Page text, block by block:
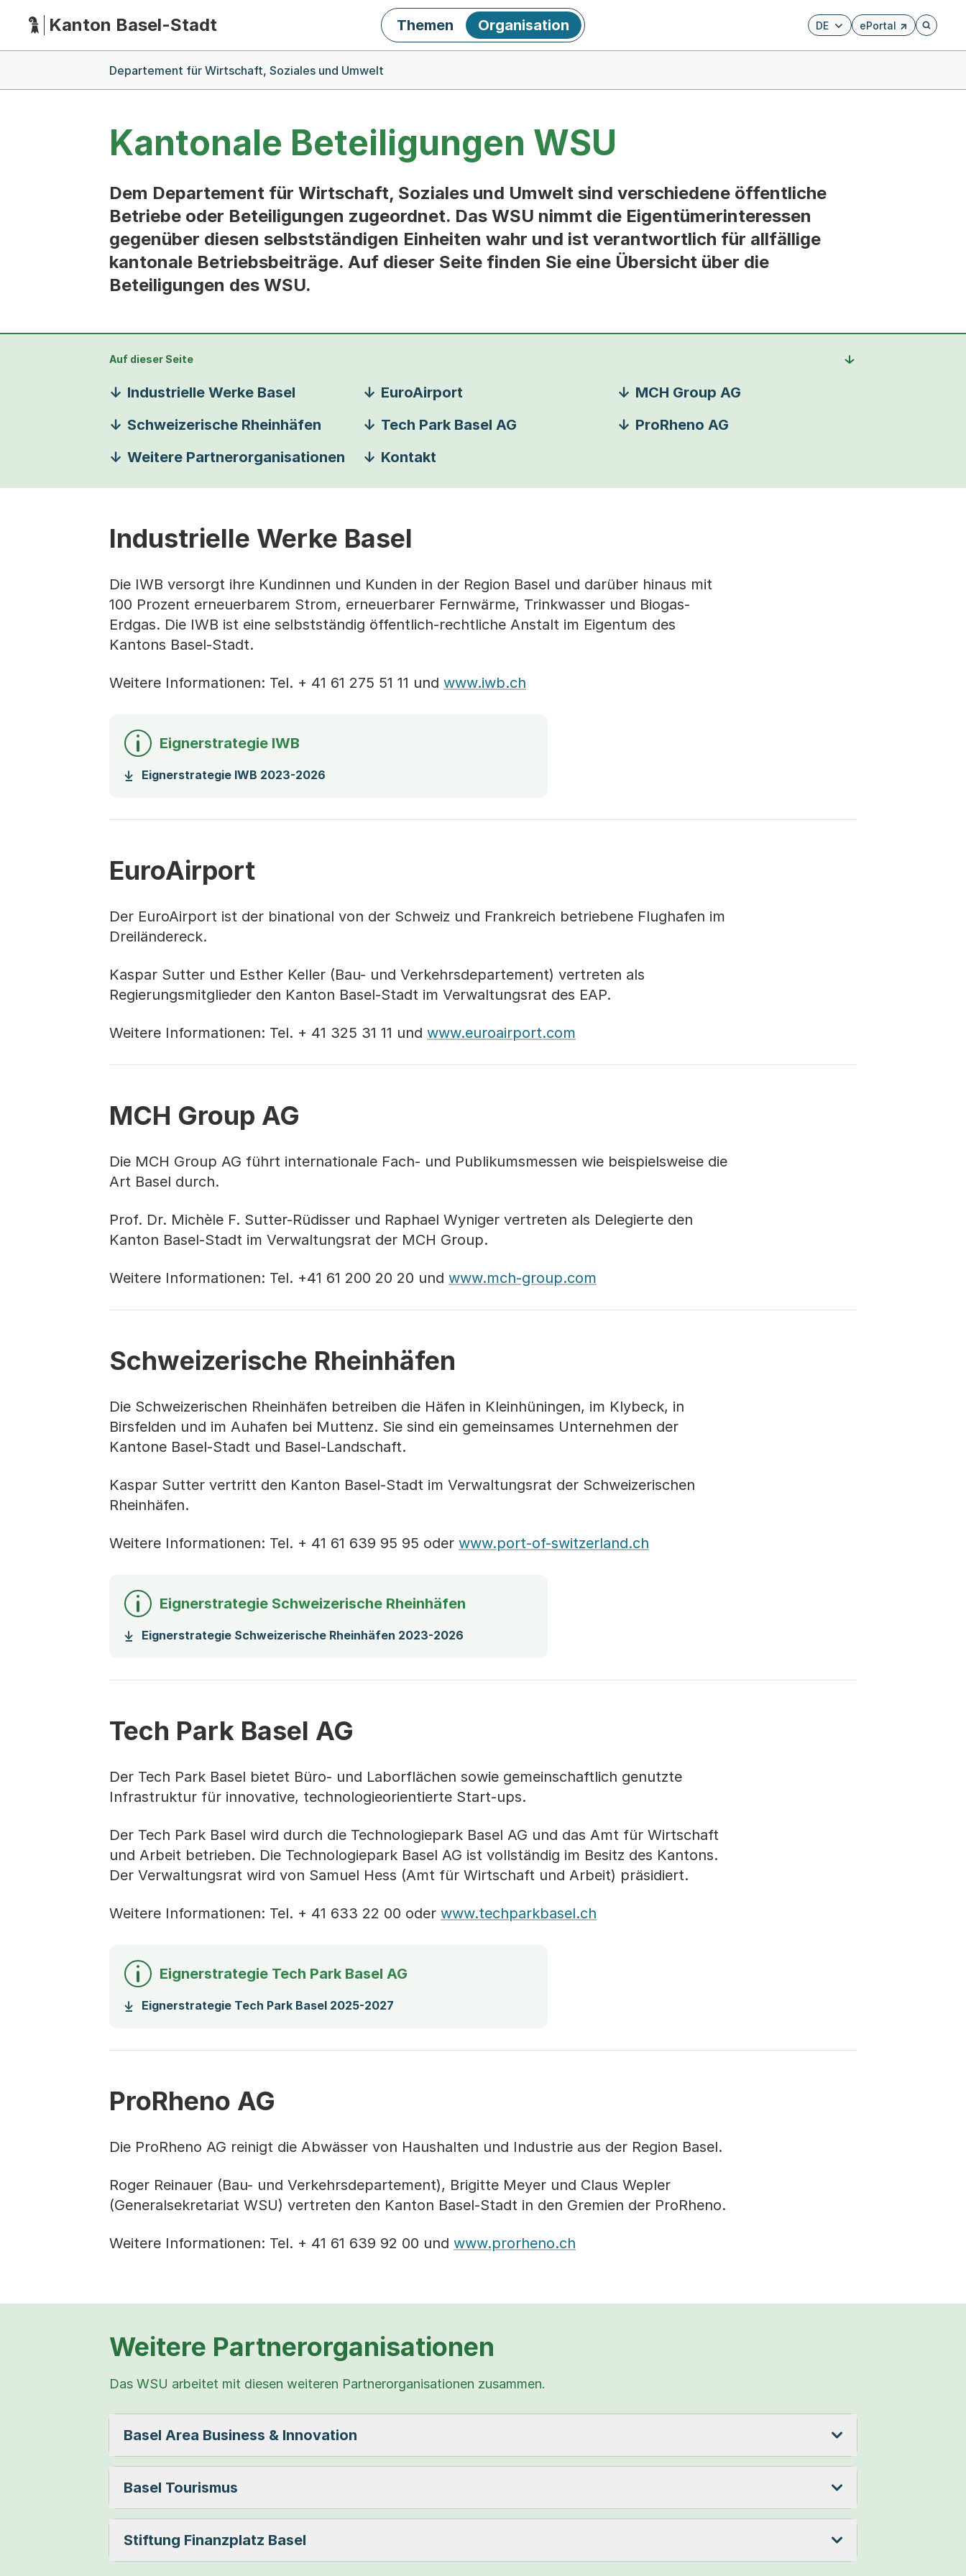
HauptnavigationKanton Basel-Stadt DE ePortal
Externer Link, wird in
Öffnet
Themen Organisation
Departement für Wirtschaft, Soziales und Umwelt
Kantonale Beteiligungen WSU
Dem Departement für Wirtschaft, Soziales und Umwelt sind verschiedene öffentliche
Betriebe oder Beteiligungen zugeordnet. Das WSU nimmt die Eigentümerinteressen
gegenüber diesen selbstständigen Einheiten wahr und ist verantwortlich für allfällige
kantonale Betriebsbeiträge. Auf dieser Seite finden Sie eine Übersicht über die
Beteiligungen des WSU.
Auf dieser Seite
Industrielle Werke Basel EuroAirport
MCH Group AG
Schweizerische Rheinhäfen
Tech Park Basel AG
ProRheno AG
Weitere Partnerorganisationen
Kontakt
Industrielle Werke Basel
Die IWB versorgt ihre Kundinnen und Kunden in der Region Basel und darüber hinaus mit
100 Prozent erneuerbarem Strom, erneuerbarer Fernwärme, Trinkwasser und Biogas-
Erdgas. Die IWB ist eine selbstständig öffentlich-rechtliche Anstalt im Eigentum des
Kantons Basel-Stadt.
Weitere Informationen: Tel. + 41 61 275 51 11 und www.iwb.ch
Eignerstrategie IWB
Eignerstrategie IWB 2023-2026
EuroAirport
Der EuroAirport ist der binational von der Schweiz und Frankreich betriebene Flughafen im
Dreiländereck.
Kaspar Sutter und Esther Keller (Bau- und Verkehrsdepartement) vertreten als
Regierungsmitglieder den Kanton Basel-Stadt im Verwaltungsrat des EAP.
Weitere Informationen: Tel. + 41 325 31 11 und www.euroairport.com
MCH Group AG
Die MCH Group AG führt internationale Fach- und Publikumsmessen wie beispielsweise die
Art Basel durch.
Prof. Dr. Michèle F. Sutter-Rüdisser und Raphael Wyniger vertreten als Delegierte den
Kanton Basel-Stadt im Verwaltungsrat der MCH Group.
Weitere Informationen: Tel. +41 61 200 20 20 und www.mch-group.com
Schweizerische Rheinhäfen
Die Schweizerischen Rheinhäfen betreiben die Häfen in Kleinhüningen, im Klybeck, in
Birsfelden und im Auhafen bei Muttenz. Sie sind ein gemeinsames Unternehmen der
Kantone Basel-Stadt und Basel-Landschaft.
Kaspar Sutter vertritt den Kanton Basel-Stadt im Verwaltungsrat der Schweizerischen
Rheinhäfen.
Weitere Informationen: Tel. + 41 61 639 95 95 oder www.port-of-switzerland.ch
Eignerstrategie Schweizerische Rheinhäfen
Eignerstrategie Schweizerische Rheinhäfen 2023-2026
Tech Park Basel AG
Der Tech Park Basel bietet Büro- und Laborflächen sowie gemeinschaftlich genutzte
Infrastruktur für innovative, technologieorientierte Start-ups.
Der Tech Park Basel wird durch die Technologiepark Basel AG und das Amt für Wirtschaft
und Arbeit betrieben. Die Technologiepark Basel AG ist vollständig im Besitz des Kantons.
Der Verwaltungsrat wird von Samuel Hess (Amt für Wirtschaft und Arbeit) präsidiert.
Weitere Informationen: Tel. + 41 633 22 00 oder www.techparkbasel.ch
Eignerstrategie Tech Park Basel AG
Eignerstrategie Tech Park Basel 2025-2027
ProRheno AG
Die ProRheno AG reinigt die Abwässer von Haushalten und Industrie aus der Region Basel.
Roger Reinauer (Bau- und Verkehrsdepartement), Brigitte Meyer und Claus Wepler
(Generalsekretariat WSU) vertreten den Kanton Basel-Stadt in den Gremien der ProRheno.
Weitere Informationen: Tel. + 41 61 639 92 00 und www.prorheno.ch
Weitere Partnerorganisationen
Das WSU arbeitet mit diesen weiteren Partnerorganisationen zusammen.
Basel Area Business & Innovation
Basel Tourismus
Stiftung Finanzplatz Basel